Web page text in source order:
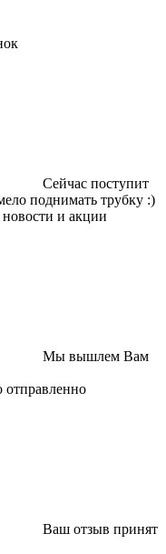
Сейчас поступит
поднимать трубку :)
и акции
Мы вышлем Вам
Ваш отзыв принят